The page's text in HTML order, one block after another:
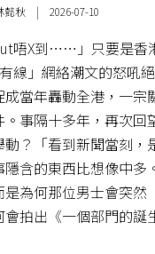
懿秋 | 2026-07-10
唔X到⋯⋯」只要是香
有線」網絡潮文的怒吼
成當年轟動全港，一
。事隔十多年，再次
？「看到新聞當刻，
隱含的東西比想像中
是為何那位男士會突
拍出《一個部門的誕